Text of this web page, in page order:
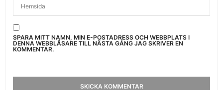
SPARA MITT NAMN, MIN E-POSTADRESS OCH WEBBPLATS I
DENNA WEBBLÄSARE TILL NÄSTA GÅNG JAG SKRIVER EN
KOMMENTAR.